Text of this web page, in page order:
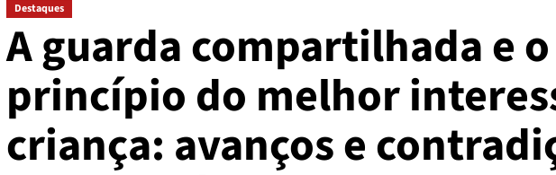
Destaques
A guarda compartilhada e o
princípio do melhor
criança: avanços e